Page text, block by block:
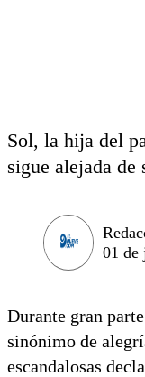
Sol, la hija del
sigue alejada de
01 de
Durante gran
sinónimo de
escandalosas